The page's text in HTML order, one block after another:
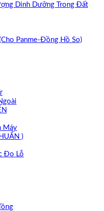
Dinh Dưỡng Trong Đất
Panme-Đồng Hồ So)
Máy
)
Đo Lỗ